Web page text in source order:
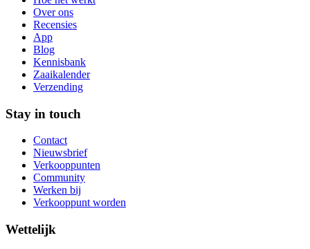
Over ons
Recensies
App
Blog
Kennisbank
Zaaikalender
Verzending
Stay in touch
Contact
Nieuwsbrief
Verkooppunten
Community
Werken bij
Verkooppunt worden
Wettelijk